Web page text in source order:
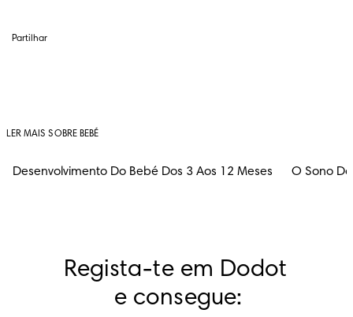
Partilhar
LER MAIS SOBRE BEBÉ
Desenvolvimento Do Bebé Dos 3 Aos 12 Meses O Sono
Regista-te em Dodot
e consegue: